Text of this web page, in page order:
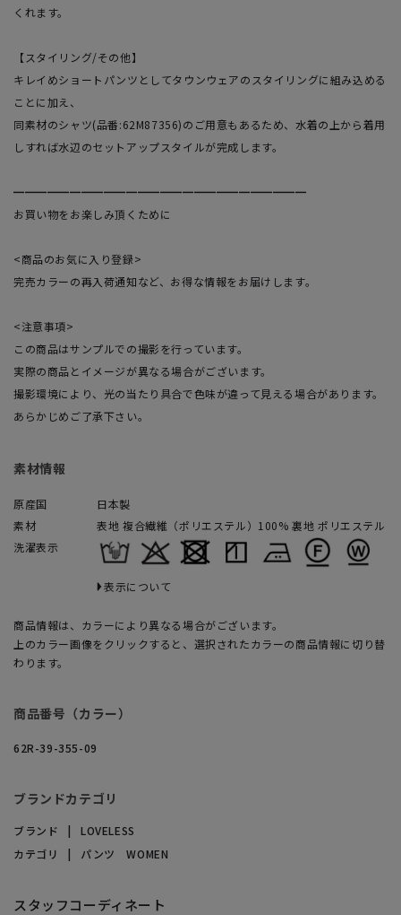
くれます。
【スタイリング/その他】
キレイめショートパンツとしてタウンウェアのスタイリングに組み込める
ことに加え、
同素材のシャツ(品番:62M87356)のご用意もあるため、水着の上から着用
しすれば水辺のセットアップスタイルが完成します。
━━━━━━━━━━━━━━━━━━━━━━━━━━
お買い物をお楽しみ頂くために
<商品のお気に入り登録>
完売カラーの再入荷通知など、お得な情報をお届けします。
<注意事項>
この商品はサンプルでの撮影を行っています。
実際の商品とイメージが異なる場合がございます。
撮影環境により、光の当たり具合で色味が違って見える場合があります。
あらかじめご了承下さい。
素材情報
原産国
日本製
素材
表地 複合繊維（ポリエステル）100% 裏地 ポリエステル
洗濯表示
表示について
商品情報は、カラーにより異なる場合がございます。
上のカラー画像をクリックすると、選択されたカラーの商品情報に切り替
わります。
商品番号（カラー）
62R-39-355-09
ブランドカテゴリ
ブランド
LOVELESS
カテゴリ
パンツ WOMEN
スタッフコーディネート